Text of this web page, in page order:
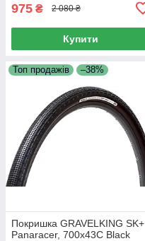
975 ₴ 2 080 ₴
Купити
Топ продажів –38%
Покришка GRAVELKING SK+
Panaracer, 700x43C Black